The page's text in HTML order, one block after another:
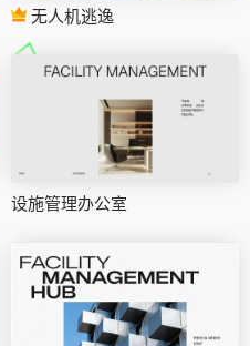
无人机逃逸
设施管理办公室